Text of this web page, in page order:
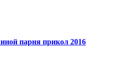
парня прикол 2016